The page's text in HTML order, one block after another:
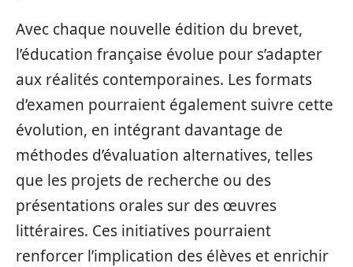
Avec chaque nouvelle édition du brevet,
l’éducation française évolue pour s’adapter
aux réalités contemporaines. Les formats
d’examen pourraient également suivre cette
évolution, en intégrant davantage de
méthodes d’évaluation alternatives, telles
que les projets de recherche ou des
présentations orales sur des œuvres
littéraires. Ces initiatives pourraient
renforcer l’implication des élèves et enrichir